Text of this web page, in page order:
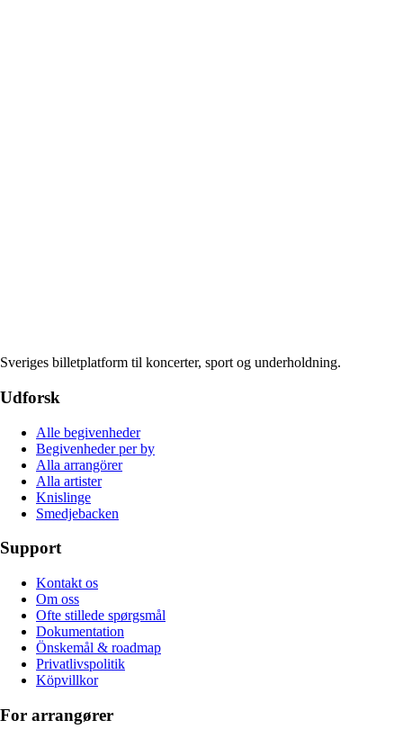
Sveriges billetplatform til koncerter, sport og underholdning.
Udforsk
Alle begivenheder
Begivenheder per by
Alla arrangörer
Alla artister
Knislinge
Smedjebacken
Support
Kontakt os
Om oss
Ofte stillede spørgsmål
Dokumentation
Önskemål & roadmap
Privatlivspolitik
Köpvillkor
For arrangører